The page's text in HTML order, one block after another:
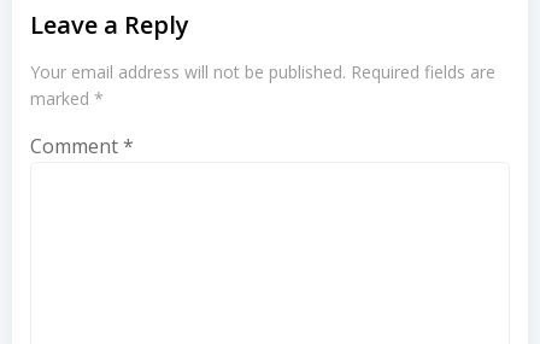
Leave a Reply
Your email address will not be published. Required fields are
marked *
Comment*